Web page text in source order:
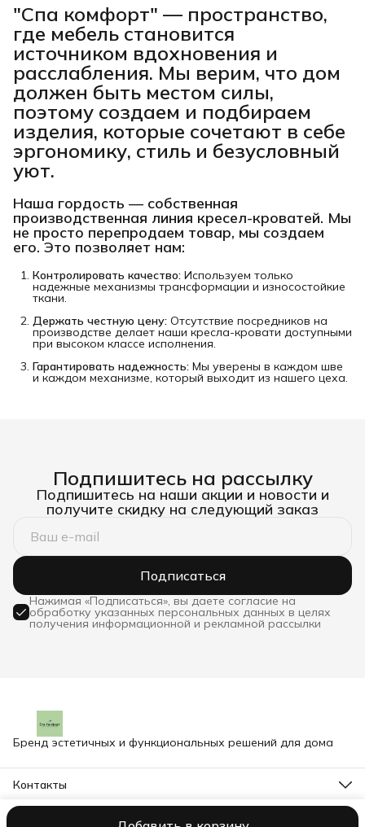
"Спа комфорт" — пространство,
где мебель становится
источником вдохновения и
расслабления. Мы верим, что дом
должен быть местом силы,
поэтому создаем и подбираем
изделия, которые сочетают в себе
эргономику, стиль и безусловный
уют.
Наша гордость — собственная
производственная линия кресел-кроватей. Мы
не просто перепродаем товар, мы создаем
его. Это позволяет нам:
Контролировать качество: Используем только
надежные механизмы трансформации и износостойкие
ткани.
Держать честную цену: Отсутствие посредников на
производстве делает наши кресла-кровати доступными
при высоком классе исполнения.
Гарантировать надежность: Мы уверены в каждом шве
и каждом механизме, который выходит из нашего цеха.
Подпишитесь на рассылку
Подпишитесь на наши акции и новости и
получите скидку на следующий заказ
Подписаться
Нажимая «Подписаться», вы даете согласие на
обработку указанных персональных данных в целях
получения информационной и рекламной рассылки
Бренд эстетичных и функциональных решений для дома
Контакты
Адрес